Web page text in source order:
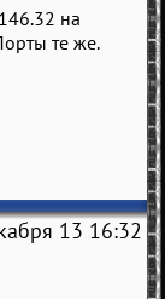
на
те же.
13 16:32